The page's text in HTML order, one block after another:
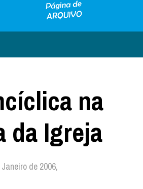
na
da Igreja
de 2006,